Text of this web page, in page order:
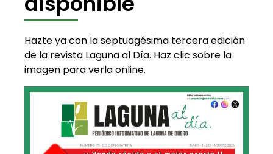
Hazte ya con la septuagésima tercera edición
de la revista Laguna al Día. Haz clic sobre la
imagen para verla online.